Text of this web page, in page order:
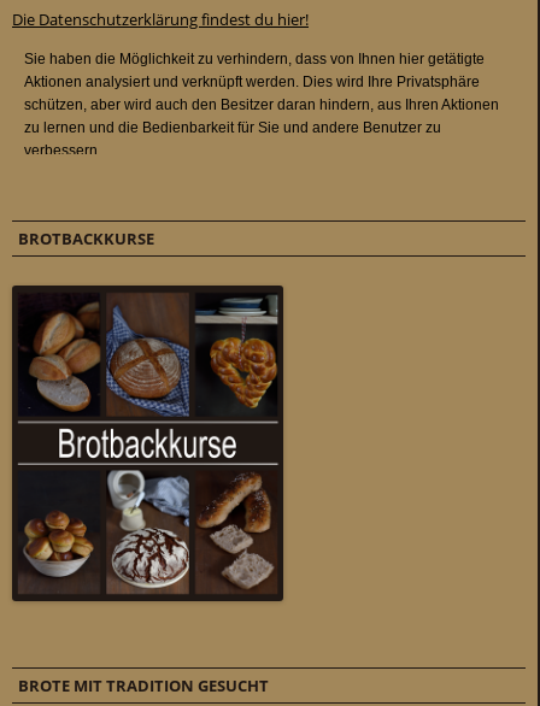
Die Datenschutzerklärung findest du hier!
BROTBACKKURSE
BROTE MIT TRADITION GESUCHT